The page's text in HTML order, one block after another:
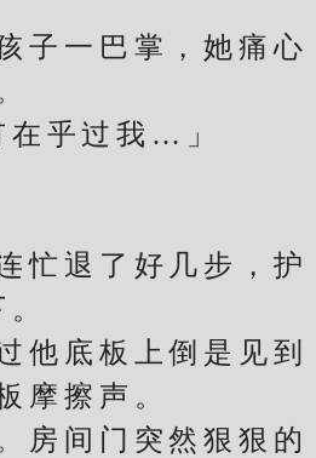
一巴掌，她痛心
乎过我…」
退了好几步，护
底板上倒是见到
摩擦声。
间门突然狠狠的